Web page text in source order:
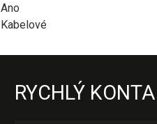
Ano
Kabelové
RYCHLÝ